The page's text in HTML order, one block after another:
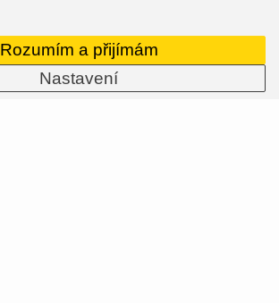
Rozumím a přijímám
Nastavení